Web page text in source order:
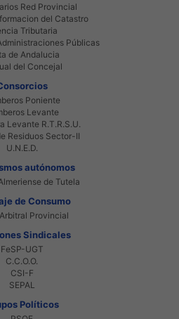
Red Provincial
del Catastro
Tributaria
Públicas
de Andalucia
del Concejal
Poniente
Levante
Levante R.T.R.S.U.
Residuos Sector-II
U.N.E.D.
autónomos
de Tutela
de Consumo
Provincial
Sindicales
FeSP-UGT
C.C.O.O.
CSI-F
SEPAL
Políticos